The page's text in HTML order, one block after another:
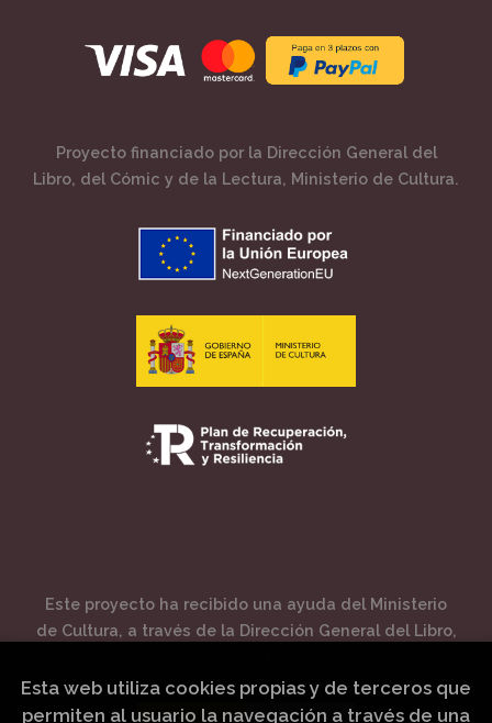
Proyecto financiado por la Dirección General del
Libro, del Cómic y de la Lectura, Ministerio de Cultura.
Este proyecto ha recibido una ayuda del Ministerio
de Cultura, a través de la Dirección General del Libro,
Esta web utiliza cookies propias y de terceros que
permiten al usuario la navegación a través de una